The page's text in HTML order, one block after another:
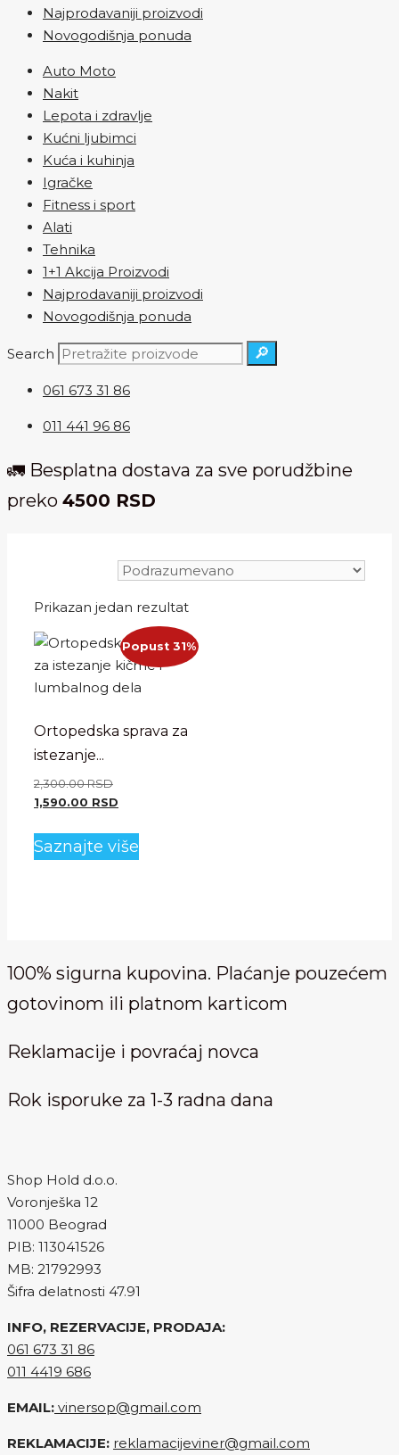
Najprodavaniji proizvodi
Novogodišnja ponuda
Auto Moto
Nakit
Lepota i zdravlje
Kućni ljubimci
Kuća i kuhinja
Igračke
Fitness i sport
Alati
Tehnika
1+1 Akcija Proizvodi
Najprodavaniji proizvodi
Novogodišnja ponuda
Search 🔎
061 673 31 86
011 441 96 86
🚛 Besplatna dostava za sve porudžbine
preko 4500 RSD
Prikazan jedan rezultat
Popust 31%
Ortopedska sprava za
istezanje...
2,300.00RSDOriginalna
cena
bila:
2,300.00 RSD.
1,590.00 RSD
je:
1,590.00 RSD.
Saznajte više
100% sigurna kupovina. Plaćanje pouzećem
gotovinom ili platnom karticom
Reklamacije i povraćaj novca
Rok isporuke za 1-3 radna dana
Shop Hold d.o.o.
Voronješka 12
11000 Beograd
PIB: 113041526
MB: 21792993
Šifra delatnosti 47.91
INFO, REZERVACIJE, PRODAJA:
061 673 31 86
011 4419 686
EMAIL: vinersop@gmail.com
REKLAMACIJE: reklamacijeviner@gmail.com